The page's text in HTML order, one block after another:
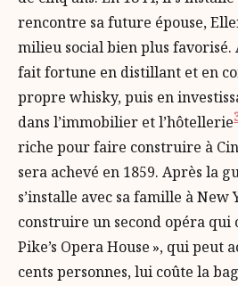
rencontre sa future épouse,
milieu social bien plus favorisé.
fait fortune en distillant et en
propre whisky, puis en
dans l’immobilier et l’hôtellerie
riche pour faire construire à
sera achevé en 1859. Après la
s’installe avec sa famille à
construire un second opéra qui
Pike’s Opera House », qui
cents personnes, lui coûte la